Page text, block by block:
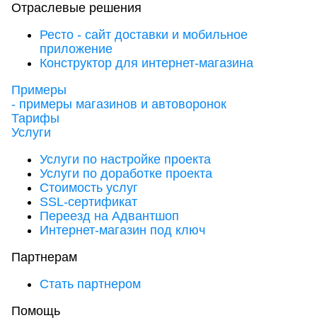
Отраслевые решения
Ресто - сайт доставки и мобильное
приложение
Конструктор для интернет-магазина
Примеры
- примеры магазинов и автоворонок
Тарифы
Услуги
Услуги по настройке проекта
Услуги по доработке проекта
Стоимость услуг
SSL-сертификат
Переезд на Адвантшоп
Интернет-магазин под ключ
Партнерам
Стать партнером
Помощь